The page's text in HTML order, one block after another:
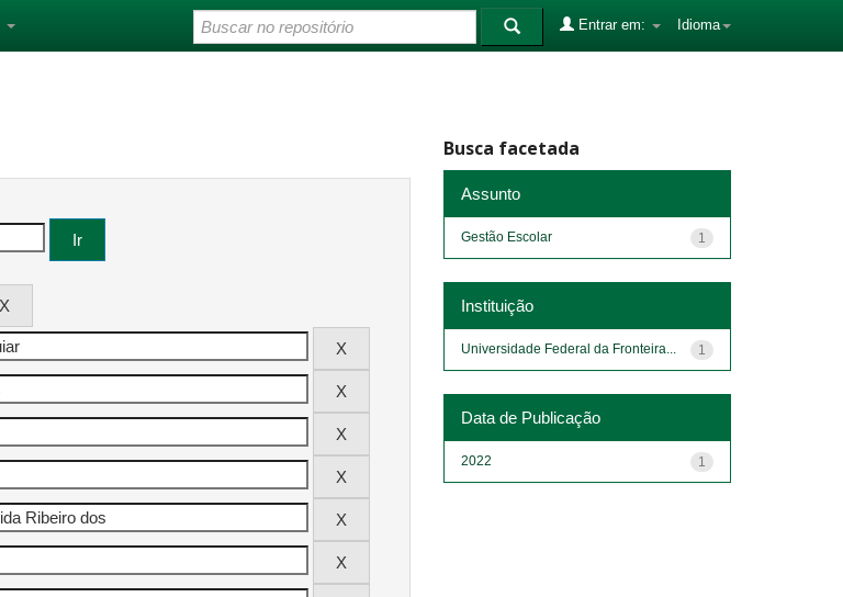
Idioma
Entrar em:
Busca facetada
Assunto
1
Gestão Escolar
Instituição
1
Universidade Federal da Fronteira...
Data de Publicação
1
2022